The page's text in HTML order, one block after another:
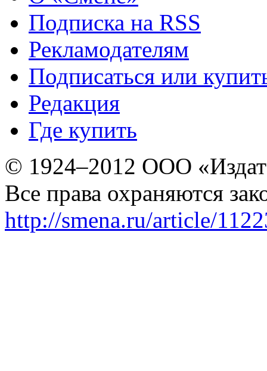
Подписка на RSS
Рекламодателям
Подписаться или
Редакция
Где купить
© 1924–2012 ООО
Все права охраняются
http://smena.ru/article/